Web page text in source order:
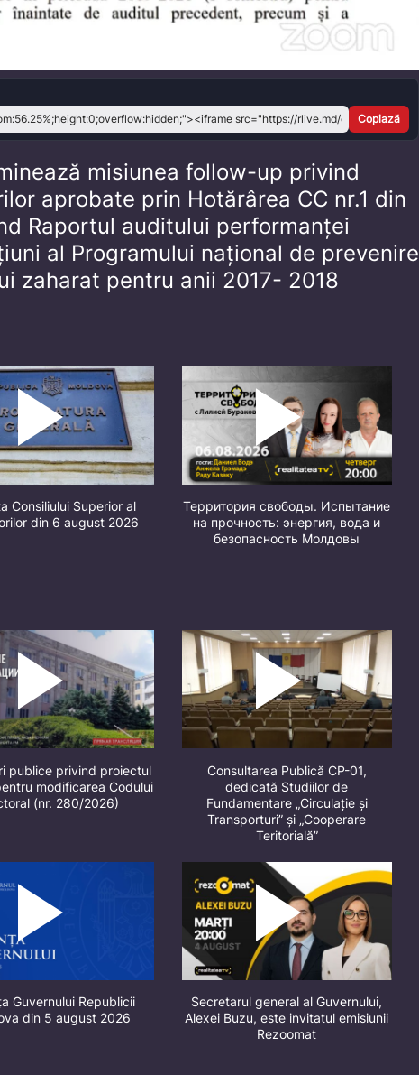
Copiază
misiunea follow-up privind
aprobate prin Hotărârea CC nr.1 din
Raportul auditului performanței
al Programului național de prevenire
zaharat pentru anii 2017- 2018
Consiliului Superior al
din 6 august 2026
Территория свободы. Испытание
на прочность: энергия, вода и
безопасность Молдовы
publice privind proiectul
modificarea Codului
(nr. 280/2026)
Consultarea Publică CP-01,
dedicată Studiilor de
Fundamentare „Circulație și
Transporturi” și „Cooperare
Teritorială”
Guvernului Republicii
din 5 august 2026
Secretarul general al Guvernului,
Alexei Buzu, este invitatul emisiunii
Rezoomat